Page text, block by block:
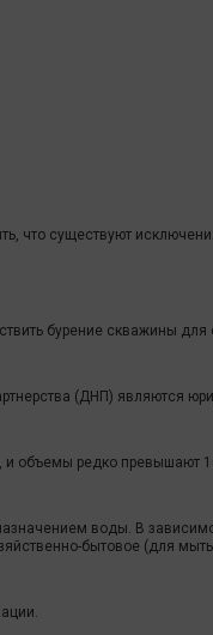
что существуют
бурение скважины
(ДНП) являются
объемы редко превышают
воды. В
бытовое (для